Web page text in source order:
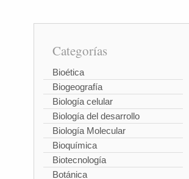
Categorías
Bioética
Biogeografía
Biología celular
Biología del desarrollo
Biología Molecular
Bioquímica
Biotecnología
Botánica